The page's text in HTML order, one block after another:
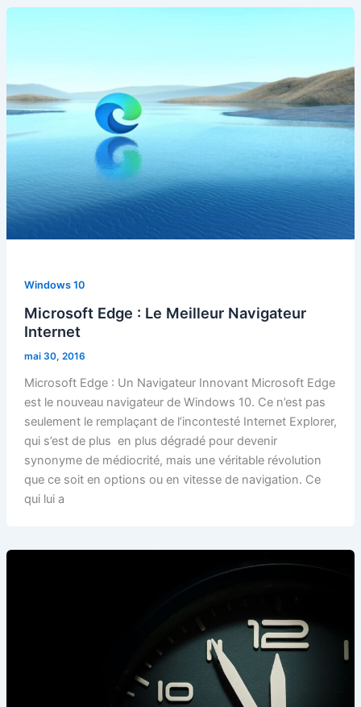
Windows 10
Microsoft Edge : Le Meilleur Navigateur
Internet
mai 30, 2016
Microsoft Edge : Un Navigateur Innovant Microsoft Edge
est le nouveau navigateur de Windows 10. Ce n’est pas
seulement le remplaçant de l’incontesté Internet Explorer,
qui s’est de plus en plus dégradé pour devenir
synonyme de médiocrité, mais une véritable révolution
que ce soit en options ou en vitesse de navigation. Ce
qui lui a